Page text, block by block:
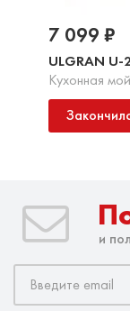
ULGRAN U-
Кухонная
7 099 ₽
и